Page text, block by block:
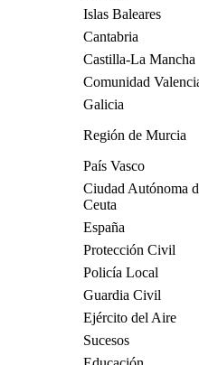
Islas Baleares
Cantabria
Castilla-La Mancha
Comunidad
Galicia
Región de Murcia
País Vasco
Ciudad Autónoma
Ceuta
España
Protección Civil
Policía Local
Guardia Civil
Ejército del Aire
Sucesos